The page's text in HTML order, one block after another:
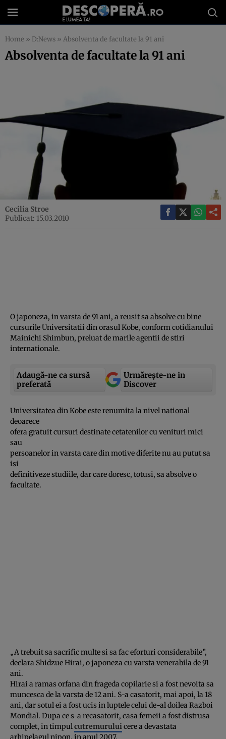
Home » D:News » Absolventa de facultate la 91 ani
Absolventa de facultate la 91 ani
Cecilia Stroe
Publicat: 15.03.2010
O japoneza, in varsta de 91 ani, a reusit sa absolve cu bine
cursurile Universitatii din orasul Kobe, conform cotidianului
Mainichi Shimbun, preluat de marile agentii de stiri
internationale.
Adaugă-ne ca sursă
preferată
Urmărește-ne in
Discover
Universitatea din Kobe este renumita la nivel national
deoarece
ofera gratuit cursuri destinate cetatenilor cu venituri mici
sau
persoanelor in varsta care din motive diferite nu au putut sa
isi
definitiveze studiile, dar care doresc, totusi, sa absolve o
facultate.
„A trebuit sa sacrific multe si sa fac eforturi considerabile”,
declara Shidzue Hirai, o japoneza cu varsta venerabila de 91
ani.
Hirai a ramas orfana din frageda copilarie si a fost nevoita sa
muncesca de la varsta de 12 ani. S-a casatorit, mai apoi, la 18
ani, dar sotul ei a fost ucis in luptele celui de-al doilea Razboi
Mondial. Dupa ce s-a recasatorit, casa femeii a fost distrusa
complet, in timpulcutremuruluicere a devastata
arhipelagul nipon, in anul 2007.